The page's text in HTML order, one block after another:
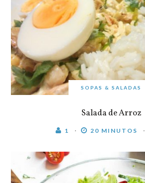
SOPAS & SALADAS
Salada de Arroz
1 20 MINUTOS